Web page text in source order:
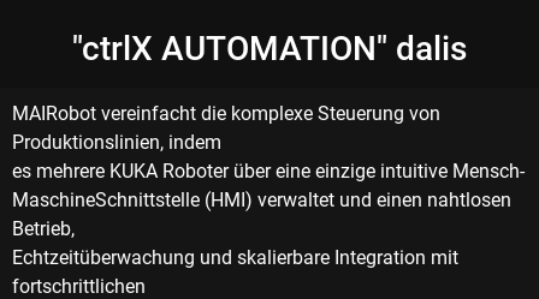
"ctrlX AUTOMATION" dalis
MAIRobot vereinfacht die komplexe Steuerung von
Produktionslinien, indem
es mehrere KUKA Roboter über eine einzige intuitive Mensch-
MaschineSchnittstelle (HMI) verwaltet und einen nahtlosen
Betrieb,
Echtzeitüberwachung und skalierbare Integration mit
fortschrittlichen